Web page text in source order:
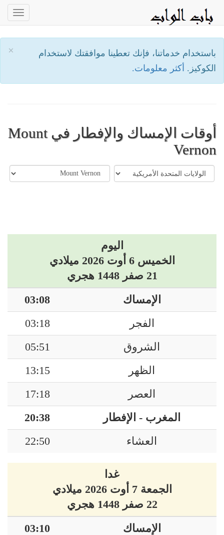
×
باستخدام خدماتنا، فإنك تعطينا موافقتك لاستخدام
الكوكيز. أكثر معلومات.
أوقات الإمساك والإفطار في Mount
Vernon
اليوم
الخميس 6 أوت 2026 ميلادي
21 صفر 1448 هجري
الإمساك
03:08
الفجر
03:18
الشروق
05:51
الظهر
13:15
العصر
17:18
المغرب - الإفطار
20:38
العشاء
22:50
غدا
الجمعة 7 أوت 2026 ميلادي
22 صفر 1448 هجري
الإمساك
03:10